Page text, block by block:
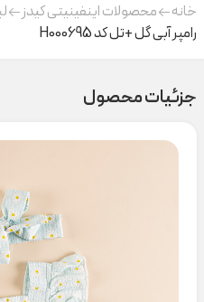
خانه محصولات اینفینیتی کیدز
رامپر آبی گل +تل کد H000695
جزئیات محصول